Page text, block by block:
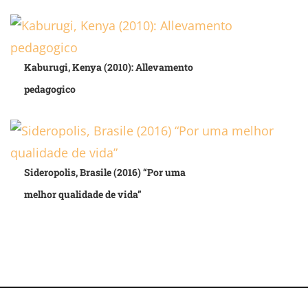
Kaburugi, Kenya (2010): Allevamento
pedagogico
Sideropolis, Brasile (2016) “Por uma
melhor qualidade de vida”